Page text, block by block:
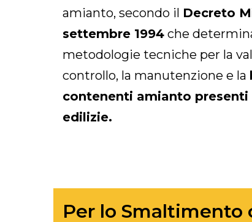
amianto, secondo il Decreto
settembre 1994 che
metodologie tecniche per la
controllo, la manutenzione e la
contenenti amianto
edilizie.
Per lo